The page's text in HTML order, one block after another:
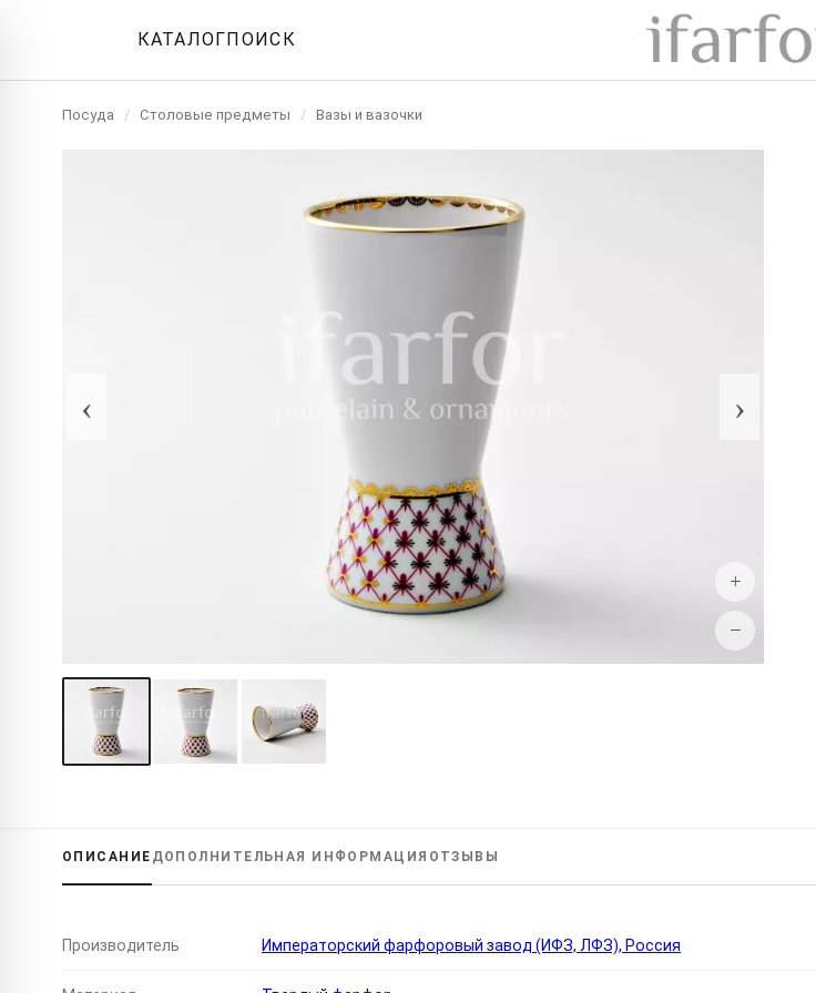
КАТАЛОГПОИСК
Посуда / Столовые предметы / Вазы и вазочки
‹ ›
+
−
ОПИСАНИЕ ДОПОЛНИТЕЛЬНАЯ ИНФОРМАЦИЯ ОТЗЫВЫ
Производитель Императорский фарфоровый завод (ИФЗ, ЛФЗ), Россия